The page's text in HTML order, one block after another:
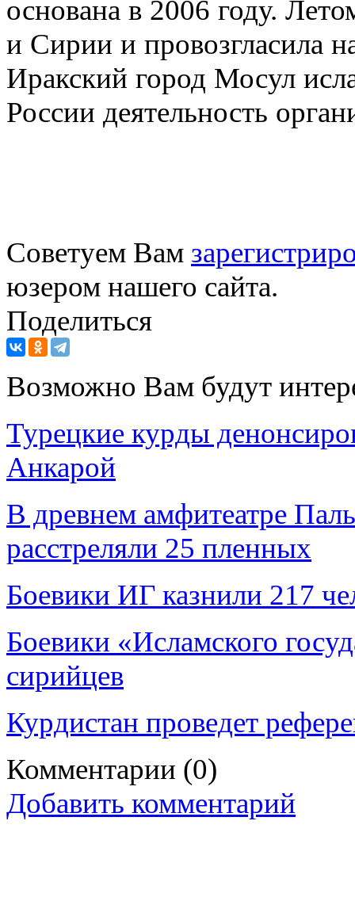
основана в 2006 году.
и Сирии и провозгласила
Иракский город Мосул
России деятельность
Советуем Вам
юзером нашего сайта.
Поделиться
Возможно Вам будут
Турецкие курды
Анкарой
В древнем амфитеатре
расстреляли 25 пленных
Боевики ИГ казнили 217
Боевики «Исламского
сирийцев
Курдистан проведет
Комментарии (0)
Добавить комментарий